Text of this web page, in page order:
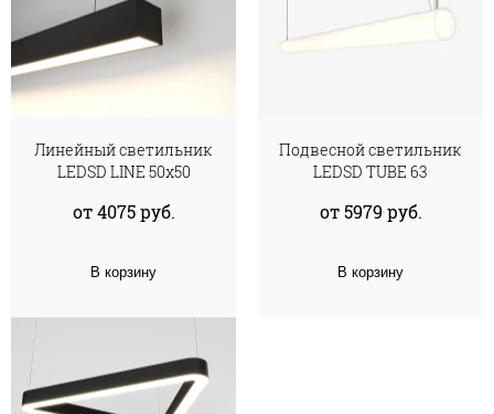
Линейный светильник
LEDSD LINE 50х50
от 4075 руб.
В корзину
Подвесной светильник
LEDSD TUBE 63
от 5979 руб.
В корзину